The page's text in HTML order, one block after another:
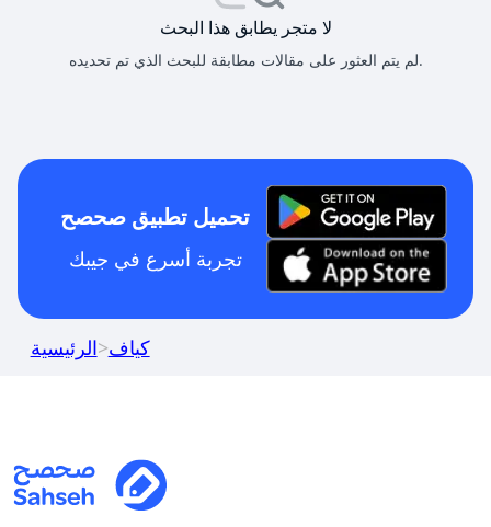
لا متجر يطابق هذا البحث
لم يتم العثور على مقالات مطابقة للبحث الذي تم تحديده.
تحميل تطبيق صحصح
تجربة أسرع في جيبك
الرئيسية>كياف